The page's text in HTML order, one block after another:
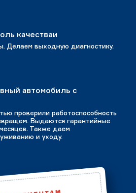
качестваи
Делаем выходную диагностику.
автомобиль с
проверили работоспособность
Выдаются гарантийные
Также даем
и уходу.